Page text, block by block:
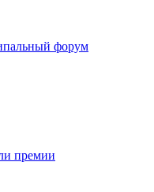
форум
премии